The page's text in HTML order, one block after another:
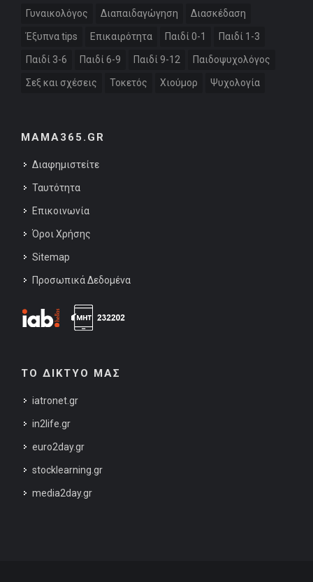
Γυναικολόγος Διαπαιδαγώγηση Διασκέδαση
Έξυπνα tips Επικαιρότητα Παιδί 0-1 Παιδί 1-3
Παιδί 3-6 Παιδί 6-9 Παιδί 9-12 Παιδοψυχολόγος
Σεξ και σχέσεις Τοκετός Χιούμορ Ψυχολογία
MAMA365.GR
Διαφημιστείτε
Ταυτότητα
Επικοινωνία
Όροι Χρήσης
Sitemap
Προσωπικά Δεδομένα
ΤΟ ΔΙΚΤΥΟ ΜΑΣ
iatronet.gr
in2life.gr
euro2day.gr
stocklearning.gr
media2day.gr